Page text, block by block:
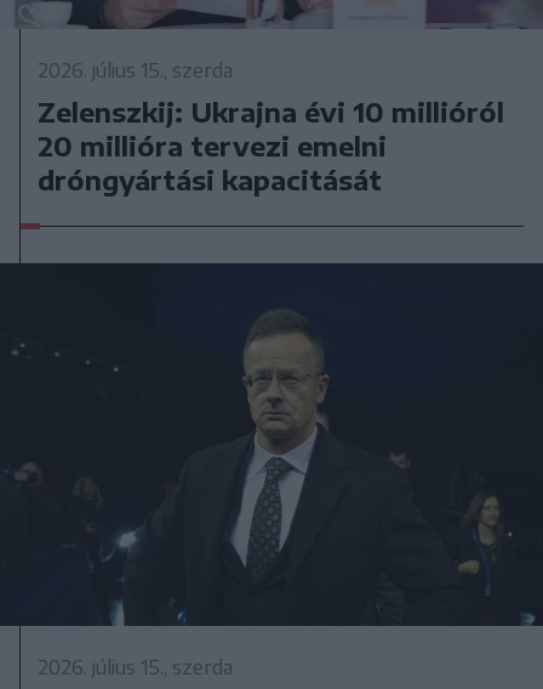
2026. július 15., szerda
Zelenszkij: Ukrajna évi 10 millióról
20 millióra tervezi emelni
dróngyártási kapacitását
2026. július 15., szerda